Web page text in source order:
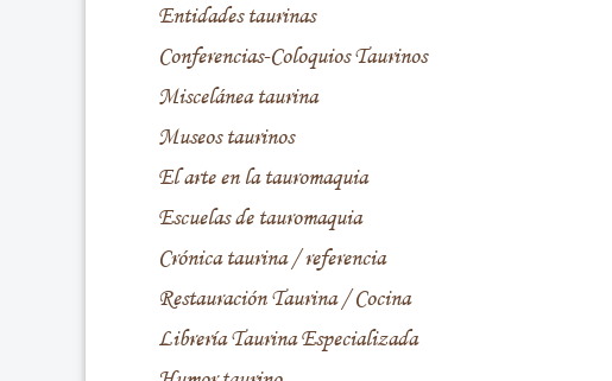
Entidades taurinas
Conferencias-Coloquios Taurinos
Miscelánea taurina
Museos taurinos
El arte en la tauromaquia
Escuelas de tauromaquia
Crónica taurina / referencia
Restauración Taurina / Cocina
Librería Taurina Especializada